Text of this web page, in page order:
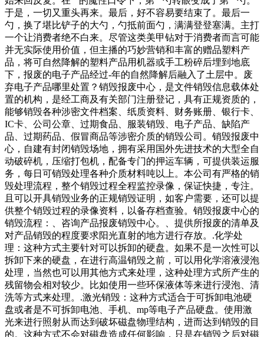
于是，一切又重头再来。最后，好不容易要结束了。最后一
勺，换了堪比铲子的大勺，勺抵前面勺，满满登登塞满。主打
一个让消费者绝不白来。尽管这类美甲钻对于消费者而言可能
并无实际使用价值，但主播的巧妙营销和丰富的赠品塑料产
品，将可自然降解的塑料产品用机器或手工粉碎后埋到地底
下，报废的电子产品经过-年的自然降解后融入了土层中。废
弃电子产品哪里处置？销毁报废中心，是文件销毁信息载体处
置的机构，是经工商及有关部门注册登记，具有正规资质的，
能够销毁各种涉密文件档案、纸质资料、财务账册、银行卡、
IC卡、公司公章、过期食品、服装销毁、电子产品、缺陷产
品、过期药品、假冒商品等涉密介质的销毁公司。销毁报废中
心，自建有封闭销毁场地，拥有采用国外先进技术的大型全自
动破碎机，压缩打包机，配备专门的押运车辆，可提供装运服
务，每日可销毁处理各种介质材料吨以上。本公司有严格的销
毁处理流程，整个销毁过程全程监控录像，保证快捷，专注。
且可以开具销毁业务的正规销毁证明，如客户需要，还可以提
供整个销毁过程的录像资料，以备存档查验。销毁报废中心的
销毁流程：、咨询产品报废销毁中心。、提供所报废的清单及
对产品销毁的程度要求阳光直射的地方进行存放。.化学处
理：这种方式主要针对可以拆卸的硬盘。如果不是一次性可以
拆卸下来的硬盘，在进行高温销毁之前，可以用化学溶液浸泡
处理，当然也可以用其他方式来处理，这种处理方式所产生的
残留物会相对较少。比如使用一些环保液体等来进行浸泡、清
洗等方式来处理。.激光销毁：这种方式适合于可拆卸电池硬
盘或者是不可拆卸电池、手机、mp等电子产品硬盘。使用激
光来进行照射从而达到破坏磁盘物理结构，进而达到销毁的目
的。这种方式不会对磁盘造成任何影响，只是在销毁之后对磁